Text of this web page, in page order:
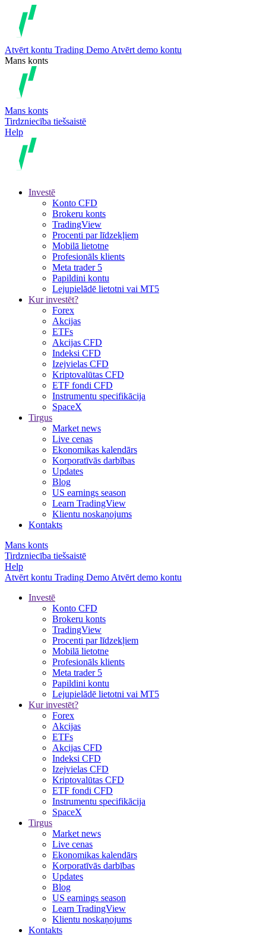
Atvērt kontu Trading Demo Atvērt demo kontu
Mans konts
Mans konts
Tirdzniecība tiešsaistē
Help
Investē
Konto CFD
Brokeru konts
TradingView
Procenti par līdzekļiem
Mobilā lietotne
Profesionāls klients
Meta trader 5
Papildini kontu
Lejupielādē lietotni vai MT5
Kur investēt?
Forex
Akcijas
ETFs
Akcijas CFD
Indeksi CFD
Izejvielas CFD
Kriptovalūtas CFD
ETF fondi CFD
Instrumentu specifikācija
SpaceX
Tirgus
Market news
Live cenas
Ekonomikas kalendārs
Korporatīvās darbības
Updates
Blog
US earnings season
Learn TradingView
Klientu noskaņojums
Kontakts
Mans konts
Tirdzniecība tiešsaistē
Help
Atvērt kontu Trading Demo Atvērt demo kontu
Investē
Konto CFD
Brokeru konts
TradingView
Procenti par līdzekļiem
Mobilā lietotne
Profesionāls klients
Meta trader 5
Papildini kontu
Lejupielādē lietotni vai MT5
Kur investēt?
Forex
Akcijas
ETFs
Akcijas CFD
Indeksi CFD
Izejvielas CFD
Kriptovalūtas CFD
ETF fondi CFD
Instrumentu specifikācija
SpaceX
Tirgus
Market news
Live cenas
Ekonomikas kalendārs
Korporatīvās darbības
Updates
Blog
US earnings season
Learn TradingView
Klientu noskaņojums
Kontakts